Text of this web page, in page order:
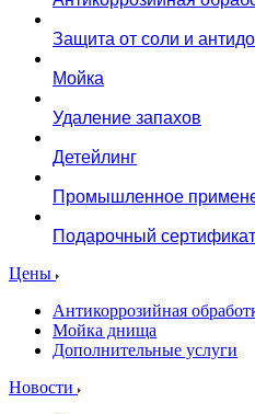
Защита от соли и
Мойка
Удаление запахов
Детейлинг
Промышленное
Подарочный сертификат
Цены
Антикоррозийная
Мойка днища
Дополнительные услуги
Новости